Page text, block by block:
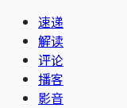
速递
解读
评论
播客
影音